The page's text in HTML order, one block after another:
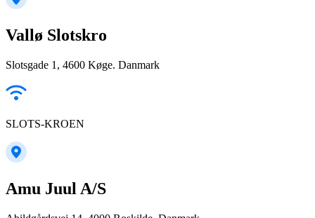
Vallø Slotskro
Slotsgade 1, 4600 Køge. Danmark
SLOTS-KROEN
Amu Juul A/S